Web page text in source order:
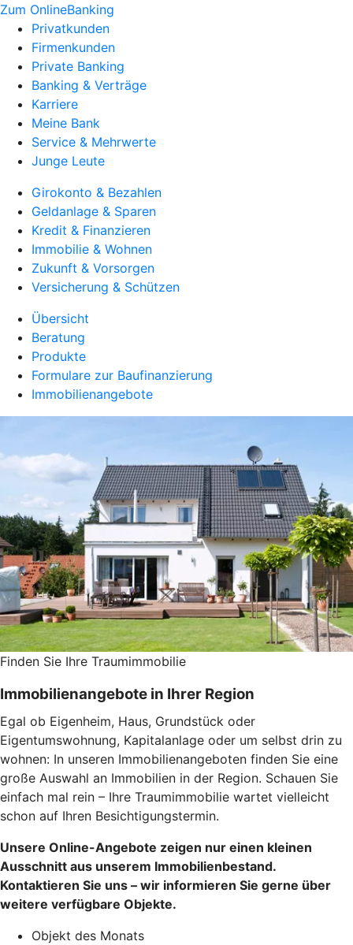
Zum OnlineBanking
Privatkunden
Firmenkunden
Private Banking
Banking & Verträge
Karriere
Meine Bank
Service & Mehrwerte
Junge Leute
Girokonto & Bezahlen
Geldanlage & Sparen
Kredit & Finanzieren
Immobilie & Wohnen
Zukunft & Vorsorgen
Versicherung & Schützen
Übersicht
Beratung
Produkte
Formulare zur Baufinanzierung
Immobilienangebote
Finden Sie Ihre Traumimmobilie
Immobilienangebote in Ihrer Region
Egal ob Eigenheim, Haus, Grundstück oder
Eigentumswohnung, Kapitalanlage oder um selbst drin zu
wohnen: In unseren Immobilienangeboten finden Sie eine
große Auswahl an Immobilien in der Region. Schauen Sie
einfach mal rein – Ihre Traumimmobilie wartet vielleicht
schon auf Ihren Besichtigungstermin.
Unsere Online-Angebote zeigen nur einen kleinen
Ausschnitt aus unserem Immobilienbestand.
Kontaktieren Sie uns – wir informieren Sie gerne über
weitere verfügbare Objekte.
Objekt des Monats